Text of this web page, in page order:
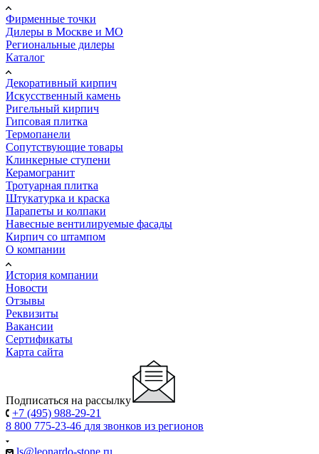
Фирменные точки
Дилеры в Москве и МО
Региональные дилеры
Каталог
Декоративный кирпич
Искусственный камень
Ригельный кирпич
Гипсовая плитка
Термопанели
Сопутствующие товары
Клинкерные ступени
Керамогранит
Тротуарная плитка
Штукатурка и краска
Парапеты и колпаки
Навесные вентилируемые фасады
Кирпич со штампом
О компании
История компании
Новости
Отзывы
Реквизиты
Вакансии
Сертификаты
Карта сайта
Подписаться на рассылку
+7 (495) 988-29-21
8 800 775-23-46 для звонков из регионов
ls@leonardo-stone.ru